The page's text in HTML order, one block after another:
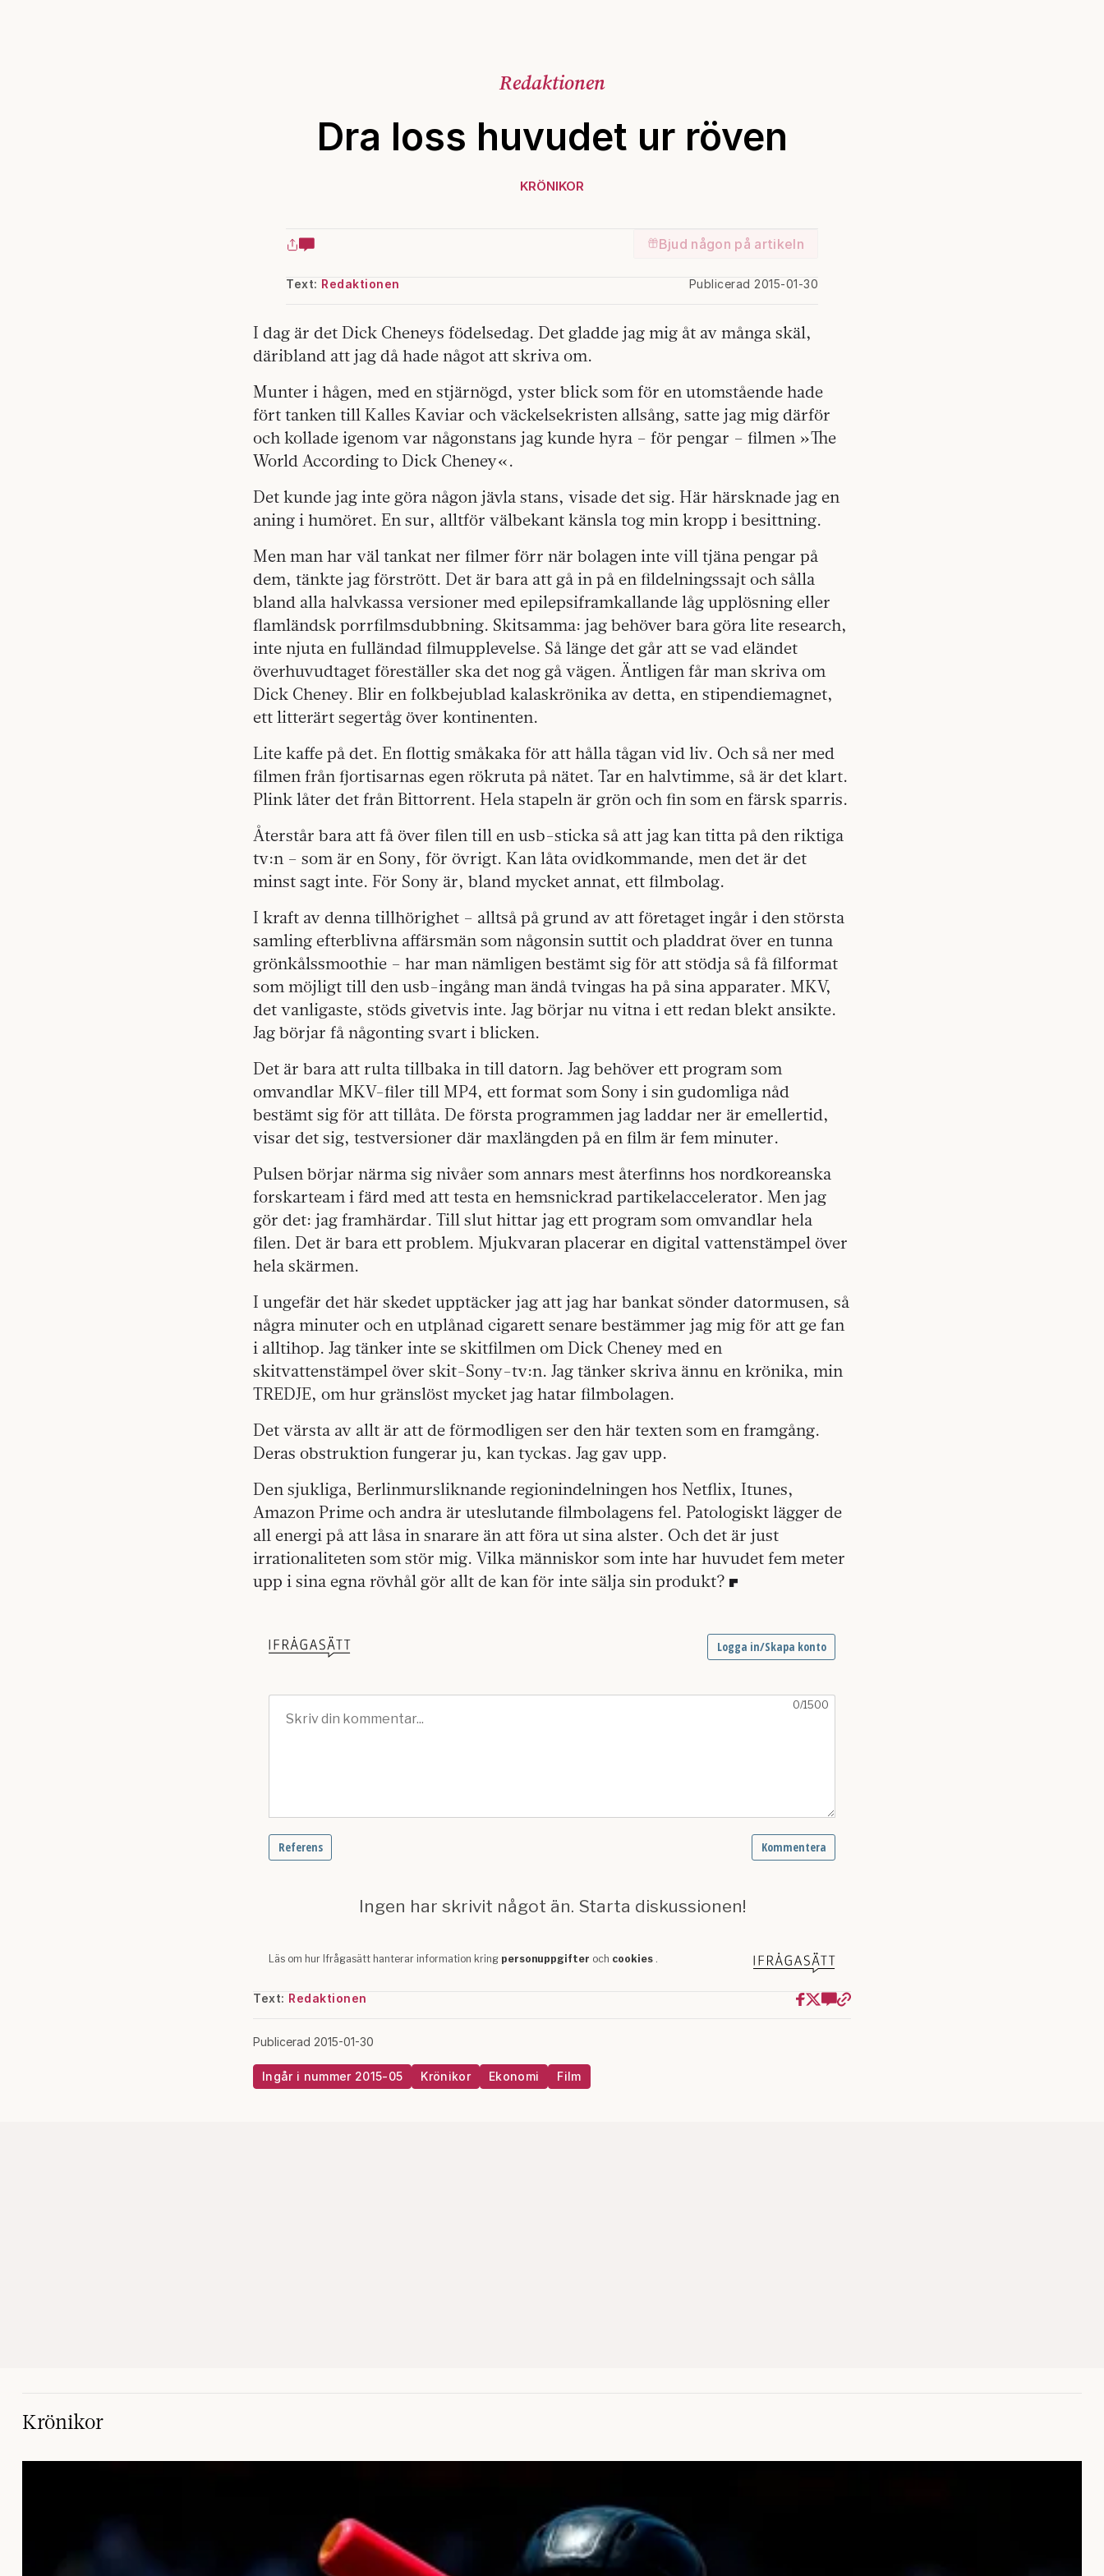
Redaktionen
Dra loss huvudet ur röven
KRÖNIKOR
Bjud någon på artikeln
Text: Redaktionen Publicerad 2015-01-30
I dag är det Dick Cheneys födelsedag. Det gladde jag mig åt av många skäl,
däribland att jag då hade något att skriva om.
Munter i hågen, med en stjärnögd, yster blick som för en utomstående hade
fört tanken till Kalles Kaviar och väckelsekristen allsång, satte jag mig därför
och kollade igenom var någonstans jag kunde hyra – för pengar – filmen »The
World According to Dick Cheney«.
Det kunde jag inte göra någon jävla stans, visade det sig. Här härsknade jag en
aning i humöret. En sur, alltför välbekant känsla tog min kropp i besittning.
Men man har väl tankat ner filmer förr när bolagen inte vill tjäna pengar på
dem, tänkte jag förstrött. Det är bara att gå in på en fildelningssajt och sålla
bland alla halvkassa versioner med epilepsiframkallande låg upplösning eller
flamländsk porrfilmsdubbning. Skitsamma: jag behöver bara göra lite research,
inte njuta en fulländad filmupplevelse. Så länge det går att se vad eländet
överhuvudtaget föreställer ska det nog gå vägen. Äntligen får man skriva om
Dick Cheney. Blir en folkbejublad kalaskrönika av detta, en stipendiemagnet,
ett litterärt segertåg över kontinenten.
Lite kaffe på det. En flottig småkaka för att hålla tågan vid liv. Och så ner med
filmen från fjortisarnas egen rökruta på nätet. Tar en halvtimme, så är det klart.
Plink låter det från Bittorrent. Hela stapeln är grön och fin som en färsk sparris.
Återstår bara att få över filen till en usb-sticka så att jag kan titta på den riktiga
tv:n – som är en Sony, för övrigt. Kan låta ovidkommande, men det är det
minst sagt inte. För Sony är, bland mycket annat, ett filmbolag.
I kraft av denna tillhörighet – alltså på grund av att företaget ingår i den största
samling efterblivna affärsmän som någonsin suttit och pladdrat över en tunna
grönkålssmoothie – har man nämligen bestämt sig för att stödja så få filformat
som möjligt till den usb-ingång man ändå tvingas ha på sina apparater. MKV,
det vanligaste, stöds givetvis inte. Jag börjar nu vitna i ett redan blekt ansikte.
Jag börjar få någonting svart i blicken.
Det är bara att rulta tillbaka in till datorn. Jag behöver ett program som
omvandlar MKV-filer till MP4, ett format som Sony i sin gudomliga nåd
bestämt sig för att tillåta. De första programmen jag laddar ner är emellertid,
visar det sig, testversioner där maxlängden på en film är fem minuter.
Pulsen börjar närma sig nivåer som annars mest återfinns hos nordkoreanska
forskarteam i färd med att testa en hemsnickrad partikelaccelerator. Men jag
gör det: jag framhärdar. Till slut hittar jag ett program som omvandlar hela
filen. Det är bara ett problem. Mjukvaran placerar en digital vattenstämpel över
hela skärmen.
I ungefär det här skedet upptäcker jag att jag har bankat sönder datormusen, så
några minuter och en utplånad cigarett senare bestämmer jag mig för att ge fan
i alltihop. Jag tänker inte se skitfilmen om Dick Cheney med en
skitvattenstämpel över skit-Sony-tv:n. Jag tänker skriva ännu en krönika, min
TREDJE, om hur gränslöst mycket jag hatar filmbolagen.
Det värsta av allt är att de förmodligen ser den här texten som en framgång.
Deras obstruktion fungerar ju, kan tyckas. Jag gav upp.
Den sjukliga, Berlinmursliknande regionindelningen hos Netflix, Itunes,
Amazon Prime och andra är uteslutande filmbolagens fel. Patologiskt lägger de
all energi på att låsa in snarare än att föra ut sina alster. Och det är just
irrationaliteten som stör mig. Vilka människor som inte har huvudet fem meter
upp i sina egna rövhål gör allt de kan för inte sälja sin produkt?
Text: Redaktionen
Publicerad 2015-01-30
Ingår i nummer 2015-05 Krönikor Ekonomi Film
Krönikor